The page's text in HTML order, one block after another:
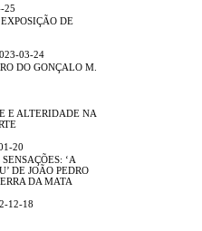
25
DE
03-24
DO GONÇALO M.
E ALTERIDADE NA
20
‘A
DE JOÃO PEDRO
DA MATA
12-18